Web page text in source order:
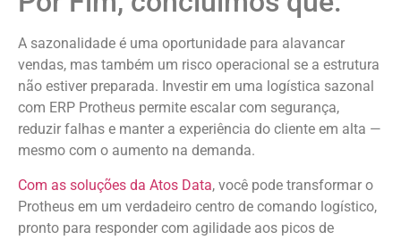
A sazonalidade é uma oportunidade para alavancar
vendas, mas também um risco operacional se a estrutura
não estiver preparada. Investir em uma logística sazonal
com ERP Protheus permite escalar com segurança,
reduzir falhas e manter a experiência do cliente em alta —
mesmo com o aumento na demanda.
Com as soluções da Atos Data, você pode transformar o
Protheus em um verdadeiro centro de comando logístico,
pronto para responder com agilidade aos picos de